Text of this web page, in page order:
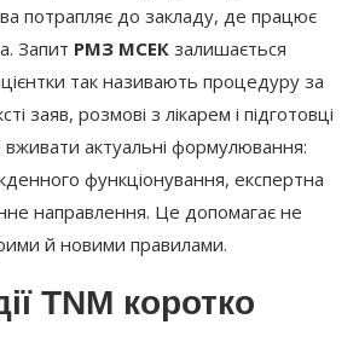
потрапляє до закладу, де працює
Запит РМЗ МСЕК залишається
так називають процедуру за
заяв, розмові з лікарем і підготовці
актуальні формулювання:
функціонування, експертна
направлення. Це допомагає не
й новими правилами.
TNM коротко